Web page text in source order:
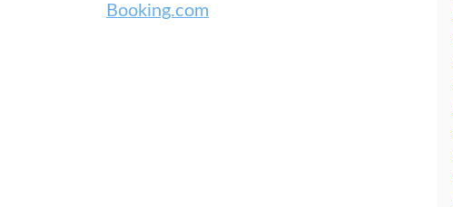
Booking.com